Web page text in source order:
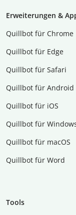
Erweiterungen &
Quillbot für Chrome
Quillbot für Edge
Quillbot für Safari
Quillbot für Android
Quillbot für iOS
Quillbot für
Quillbot für macOS
Quillbot für Word
Tools